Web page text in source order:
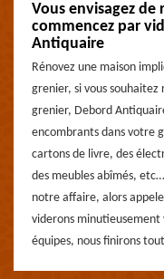
Vous envisagez
commencez par
Antiquaire
Rénovez une maison
grenier, si vous
grenier, Debord
encombrants dans votre
cartons de livre, des
des meubles abîmés,
notre affaire, alors
viderons
équipes, nous finirons